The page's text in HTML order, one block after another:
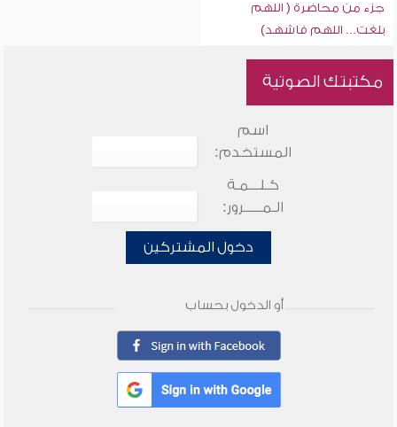
جزء من محاضرة ( اللهم
بلغت... اللهم فاشهد)
مكتبتك الصوتية
اسم
المستخدم:
كـلـــمـة
الـمـــــرور:
دخول المشتركين
أو الدخول بحساب